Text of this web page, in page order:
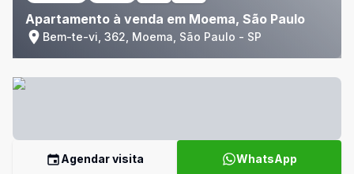
Apartamento à venda em Moema, São Paulo
Bem-te-vi, 362, Moema, São Paulo - SP
Agendar visita WhatsApp